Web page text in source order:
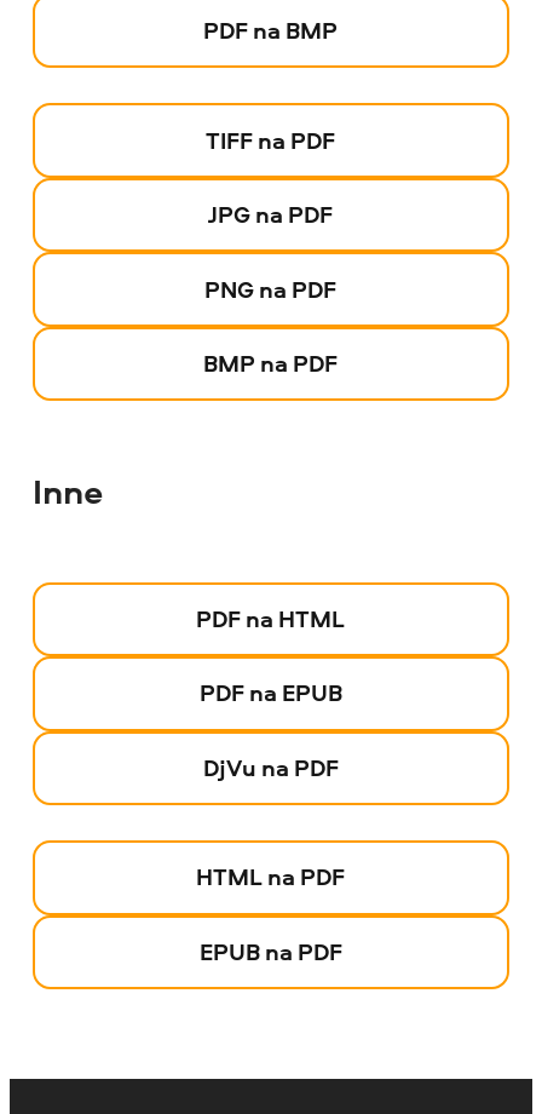
PDF na BMP
TIFF na PDF
JPG na PDF
PNG na PDF
BMP na PDF
Inne
PDF na HTML
PDF na EPUB
DjVu na PDF
HTML na PDF
EPUB na PDF